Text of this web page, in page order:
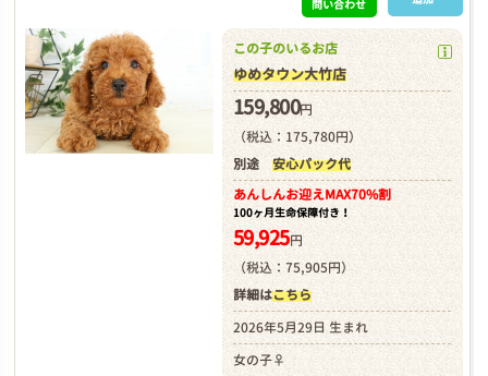
問い合わせ
この子のいるお店
ゆめタウン大竹店
159,800円
（税込：175,780円）
別途 安心パック代
あんしんお迎えMAX70%割
100ヶ月生命保障付き！
59,925円
（税込：75,905円）
詳細はこちら
2026年5月29日 生まれ
女の子♀